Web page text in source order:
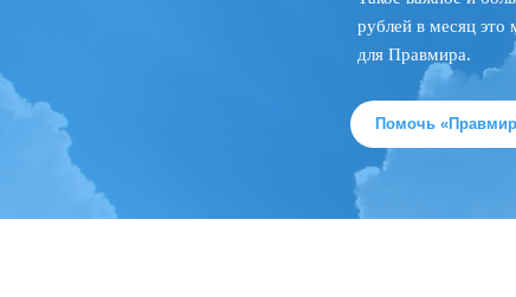
рублей в месяц это
для Правмира.
Помочь